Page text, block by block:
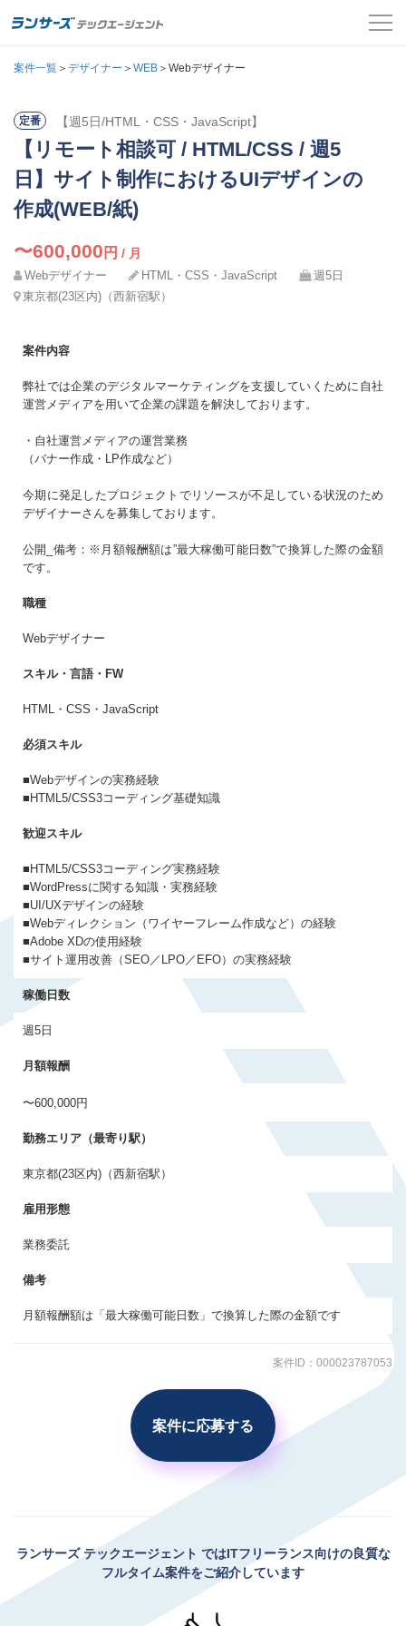
案件一覧
お役立ちコンテンツ
よくある質問
採用担当者の方はこちら
案件一覧 ＞ デザイナー ＞ WEB ＞Webデザイナー
定番 【週5日/HTML・CSS・JavaScript】
【リモート相談可 / HTML/CSS / 週5
日】サイト制作におけるUIデザインの
作成(WEB/紙)
〜600,000 円 / 月
Webデザイナー HTML・CSS・JavaScript
週5日
東京都(23区内)（西新宿駅）
案件内容
弊社では企業のデジタルマーケティングを支援していくために自社
運営メディアを用いて企業の課題を解決しております。
・自社運営メディアの運営業務
（バナー作成・LP作成など）
今期に発足したプロジェクトでリソースが不足している状況のため
デザイナーさんを募集しております。
公開_備考：※月額報酬額は”最大稼働可能日数”で換算した際の金額
です。
職種
Webデザイナー
スキル・言語・FW
HTML・CSS・JavaScript
必須スキル
■Webデザインの実務経験
■HTML5/CSS3コーディング基礎知識
歓迎スキル
■HTML5/CSS3コーディング実務経験
■WordPressに関する知識・実務経験
■UI/UXデザインの経験
■Webディレクション（ワイヤーフレーム作成など）の経験
■Adobe XDの使用経験
■サイト運用改善（SEO／LPO／EFO）の実務経験
稼働日数
週5日
月額報酬
〜600,000円
勤務エリア（最寄り駅）
東京都(23区内)（西新宿駅）
雇用形態
業務委託
備考
月額報酬額は「最大稼働可能日数」で換算した際の金額です
案件ID：000023787053
案件に応募する
メールアドレス
パスワードを忘れた方はこちら
まだアカウントをお持ちでない方はこちら
アカウントを新規作成する
氏名 必須
カナ 必須
メールアドレス 必須
電話番号
パスワード 必須
10〜20文字（大小英字、数字、記号それぞれ1文字以上）
同意事項
プライバシーポリシー・個人情報の取扱い
すでに登録済みの方はログイン
ランサーズ テックエージェント ではITフリーランス向けの良質な
フルタイム案件をご紹介しています